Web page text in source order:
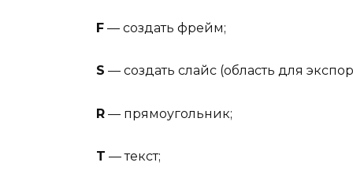
F — создать фрейм;
S — создать слайс (область для
R — прямоугольник;
T — текст;